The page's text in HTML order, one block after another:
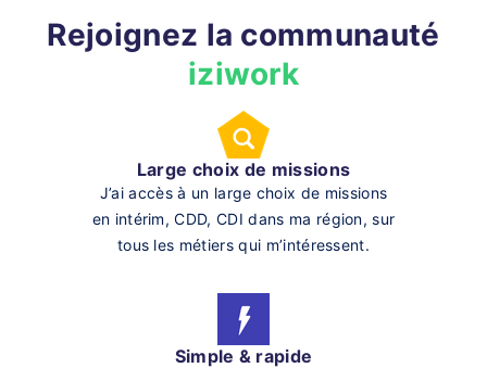
Rejoignez la communauté
iziwork
Large choix de missions
J’ai accès à un large choix de missions
en intérim, CDD, CDI dans ma région, sur
tous les métiers qui m’intéressent.
Simple & rapide